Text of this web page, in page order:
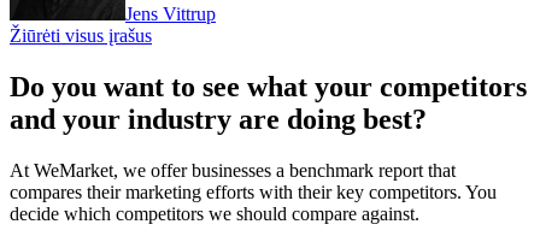
Jens Vittrup
Žiūrėti visus įrašus
Do you want to see what your competitors
and your industry are doing best?
At WeMarket, we offer businesses a benchmark report that
compares their marketing efforts with their key competitors. You
decide which competitors we should compare against.